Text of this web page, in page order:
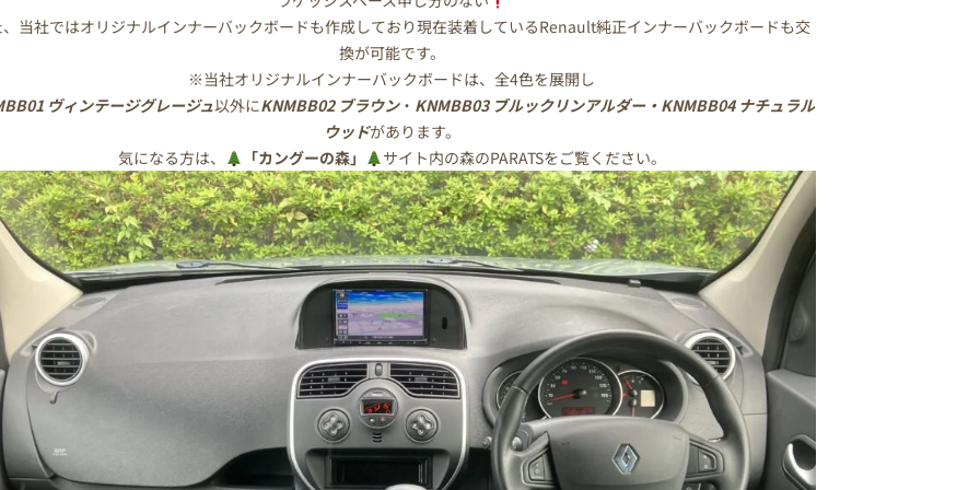
当社ではオリジナルインナーバックボードも作成しており現在装着しているRenault純正インナーバックボードも交
換が可能です。
※当社オリジナルインナーバックボードは、全4色を展開し
ヴィンテージグレージュ以外にKNMBB02 ブラウン・ KNMBB03 ブルックリンアルダー・KNMBB04 ナチュラル
ウッドがあります。
気になる方は、
「カングーの森」 サイト内の森のPARATSをご覧ください。